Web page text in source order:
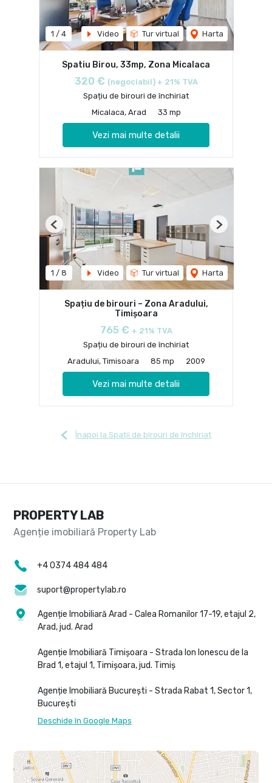
1 / 4 Video Tur virtual Harta
Spatiu Birou, 33mp, Zona Micalaca
320 € (negociabil) + 21% TVA
Spațiu de birouri de închiriat
Micalaca, Arad
33 mp
Vezi mai multe detalii
1 / 8 Video Tur virtual Harta
Previous Next
Spațiu de birouri – Zona Aradului,
Timișoara
765 € + 21% TVA
Spațiu de birouri de închiriat
Aradului, Timisoara
85 mp 2009
Vezi mai multe detalii
Înapoi la Spații de birouri de închiriat
PROPERTY LAB
+4 0374 484 484
suport@propertylab.ro
Agenție Imobiliară Arad - Calea Romanilor 17-19, etajul 2,
Arad, jud. Arad
Agenție Imobiliară Timișoara - Strada Ion Ionescu de la
Brad 1, etajul 1, Timișoara, jud. Timiș
Agenție Imobiliară București - Strada Rabat 1, Sector 1,
București
Deschide în Google Maps